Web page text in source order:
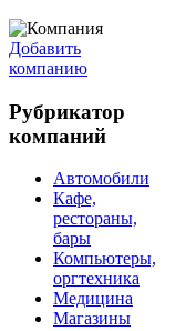
Добавить
компанию
Рубрикатор
компаний
Автомобили
Кафе,
рестораны,
бары
Компьютеры,
оргтехника
Медицина
Магазины